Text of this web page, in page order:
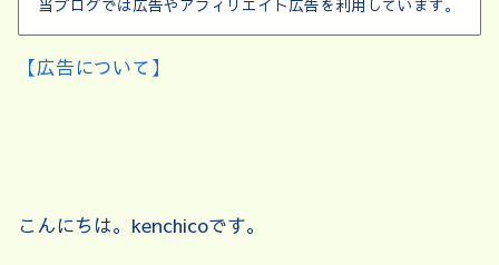
当ブログでは広告やアフィリエイト広告を利用しています。
【広告について】
こんにちは。kenchicoです。